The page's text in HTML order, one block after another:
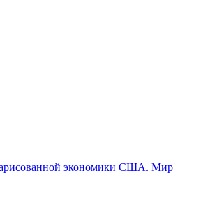
нарисованной экономики США. Мир